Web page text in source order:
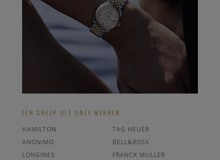
EEN GREEP UIT ONZE MERKEN
HAMILTON
TAG HEUER
ANONIMO
BELL&ROSS
LONGINES
FRANCK MULLER